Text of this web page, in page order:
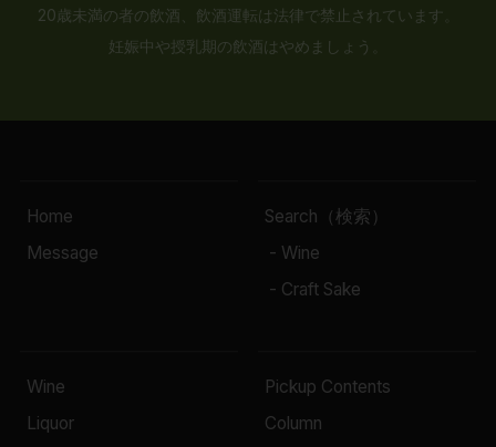
20歳未満の者の飲酒、飲酒運転は法律で禁止されています。
妊娠中や授乳期の飲酒はやめましょう。
Home
Message
Search（検索）
- Wine
- Craft Sake
Wine
Liquor
Pickup Contents
Column